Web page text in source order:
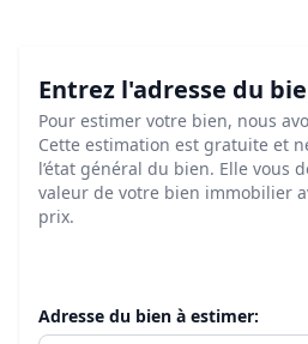
Entrez l'adresse du
Pour estimer votre bien, nous
Cette estimation est gratuite et
l’état général du bien. Elle vous
valeur de votre bien immobilier
prix.
Adresse du bien à estimer: